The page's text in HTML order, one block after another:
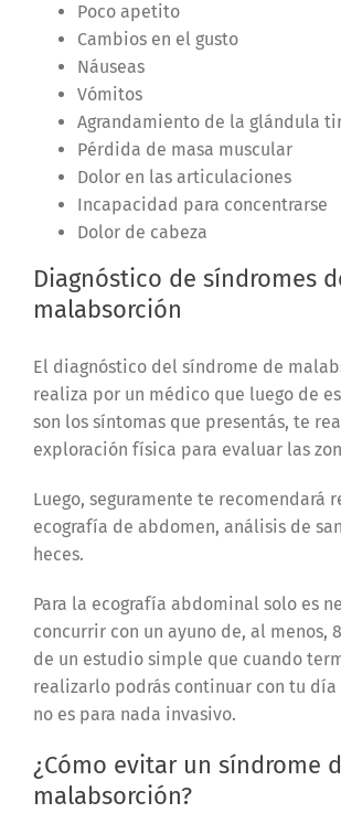
Poco apetito
Cambios en el gusto
Náuseas
Vómitos
Agrandamiento de la glándula
Pérdida de masa muscular
Dolor en las articulaciones
Incapacidad para concentrarse
Dolor de cabeza
Diagnóstico de síndromes
malabsorción
El diagnóstico del síndrome de
realiza por un médico que luego de
son los síntomas que presentás, te
exploración física para evaluar las
Luego, seguramente te recomendará
ecografía de abdomen, análisis de
heces.
Para la ecografía abdominal solo es
concurrir con un ayuno de, al menos,
de un estudio simple que cuando
realizarlo podrás continuar con tu
no es para nada invasivo.
¿Cómo evitar un síndrome
malabsorción?